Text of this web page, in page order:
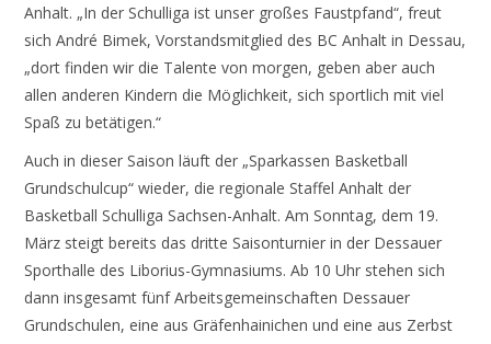
Anhalt. „In der Schulliga ist unser großes Faustpfand“, freut
sich André Bimek, Vorstandsmitglied des BC Anhalt in Dessau,
„dort finden wir die Talente von morgen, geben aber auch
allen anderen Kindern die Möglichkeit, sich sportlich mit viel
Spaß zu betätigen.“
Auch in dieser Saison läuft der „Sparkassen Basketball
Grundschulcup“ wieder, die regionale Staffel Anhalt der
Basketball Schulliga Sachsen-Anhalt. Am Sonntag, dem 19.
März steigt bereits das dritte Saisonturnier in der Dessauer
Sporthalle des Liborius-Gymnasiums. Ab 10 Uhr stehen sich
dann insgesamt fünf Arbeitsgemeinschaften Dessauer
Grundschulen, eine aus Gräfenhainichen und eine aus Zerbst